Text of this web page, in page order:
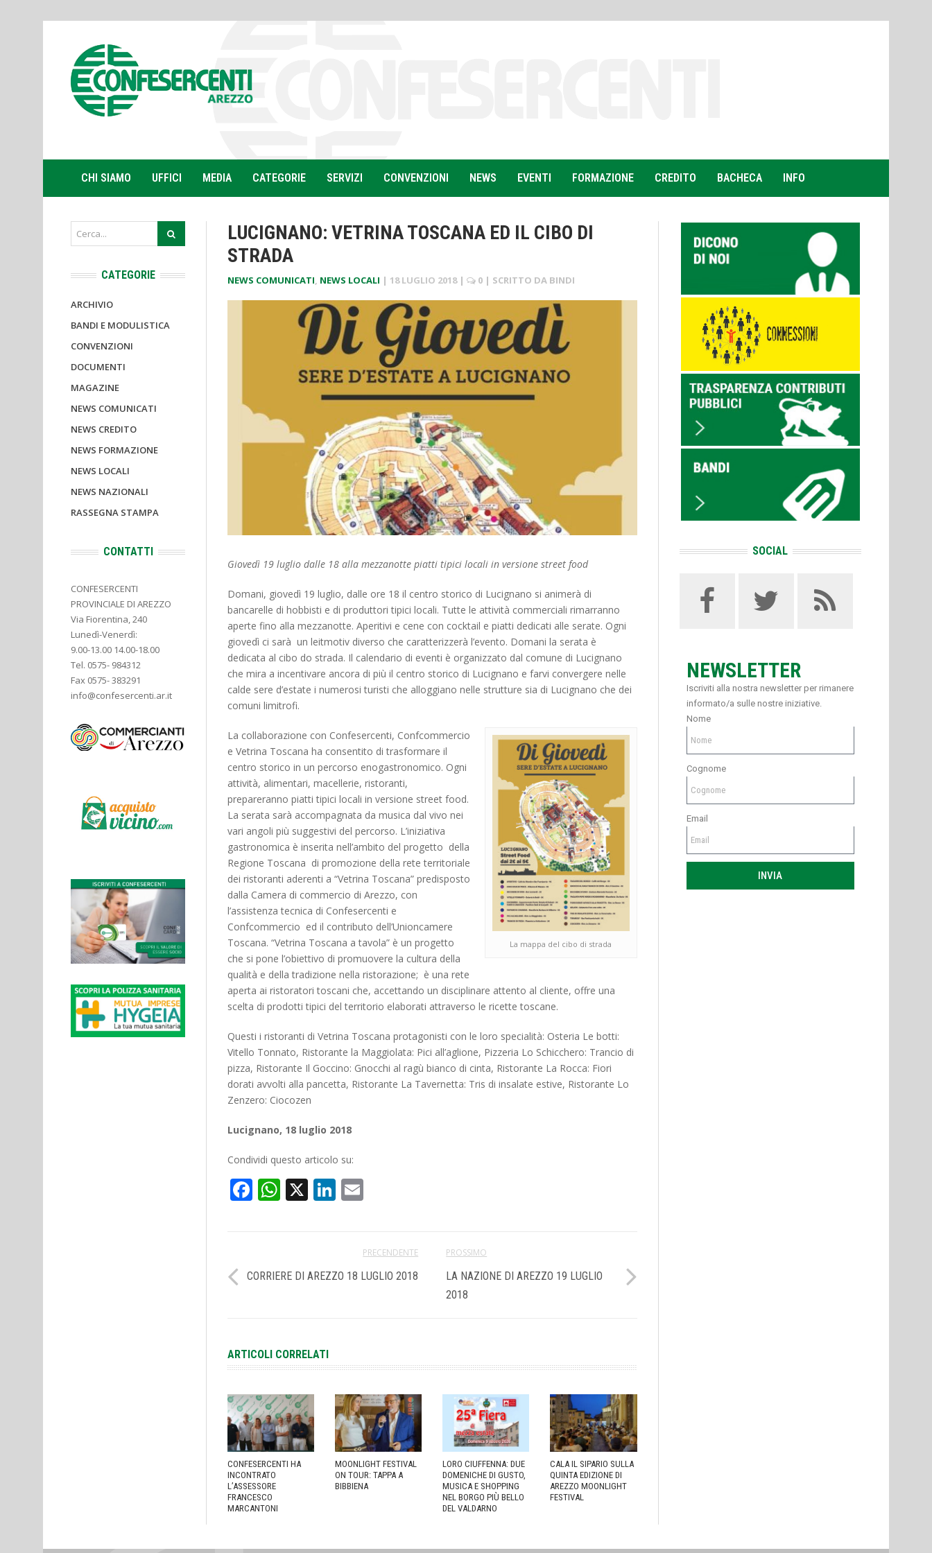
CHI SIAMO UFFICI MEDIA CATEGORIE SERVIZI CONVENZIONI NEWS EVENTI FORMAZIONE CREDITO BACHECA INFO
LUCIGNANO: VETRINA TOSCANA ED IL CIBO DI
STRADA
NEWS COMUNICATI, NEWS LOCALI | 18 LUGLIO 2018 | 0 | SCRITTO DA BINDI
Giovedì 19 luglio dalle 18 alla mezzanotte piatti tipici locali in versione street food
Domani, giovedì 19 luglio, dalle ore 18 il centro storico di Lucignano si animerà di
bancarelle di hobbisti e di produttori tipici locali. Tutte le attività commerciali rimarranno
aperte fino alla mezzanotte. Aperitivi e cene con cocktail e piatti dedicati alle serate. Ogni
giovedì ci sarà un leitmotiv diverso che caratterizzerà l’evento. Domani la serata è
dedicata al cibo do strada. Il calendario di eventi è organizzato dal comune di Lucignano
che mira a incentivare ancora di più il centro storico di Lucignano e farvi convergere nelle
calde sere d’estate i numerosi turisti che alloggiano nelle strutture sia di Lucignano che dei
comuni limitrofi.
La mappa del cibo di strada
La collaborazione con Confesercenti, Confcommercio
e Vetrina Toscana ha consentito di trasformare il
centro storico in un percorso enogastronomico. Ogni
attività, alimentari, macellerie, ristoranti,
prepareranno piatti tipici locali in versione street food.
La serata sarà accompagnata da musica dal vivo nei
vari angoli più suggestivi del percorso. L’iniziativa
gastronomica è inserita nell’ambito del progetto della
Regione Toscana di promozione della rete territoriale
dei ristoranti aderenti a “Vetrina Toscana” predisposto
dalla Camera di commercio di Arezzo, con
l’assistenza tecnica di Confesercenti e
Confcommercio ed il contributo dell’Unioncamere
Toscana. “Vetrina Toscana a tavola” è un progetto
che si pone l’obiettivo di promuovere la cultura della
qualità e della tradizione nella ristorazione; è una rete
aperta ai ristoratori toscani che, accettando un disciplinare attento al cliente, offre una
scelta di prodotti tipici del territorio elaborati attraverso le ricette toscane.
Questi i ristoranti di Vetrina Toscana protagonisti con le loro specialità: Osteria Le botti:
Vitello Tonnato, Ristorante la Maggiolata: Pici all’aglione, Pizzeria Lo Schicchero: Trancio di
pizza, Ristorante Il Goccino: Gnocchi al ragù bianco di cinta, Ristorante La Rocca: Fiori
dorati avvolti alla pancetta, Ristorante La Tavernetta: Tris di insalate estive, Ristorante Lo
Zenzero: Ciocozen
Lucignano, 18 luglio 2018
Condividi questo articolo su:
Facebook
WhatsApp
X LinkedIn
PRECENDENTE
CORRIERE DI AREZZO 18 LUGLIO 2018
PROSSIMO
LA NAZIONE DI AREZZO 19 LUGLIO
2018
ARTICOLI CORRELATI
CONFESERCENTI HA
INCONTRATO
L’ASSESSORE
FRANCESCO
MARCANTONI
MOONLIGHT FESTIVAL
ON TOUR: TAPPA A
BIBBIENA
LORO CIUFFENNA: DUE
DOMENICHE DI GUSTO,
MUSICA E SHOPPING
NEL BORGO PIÙ BELLO
DEL VALDARNO
CALA IL SIPARIO SULLA
QUINTA EDIZIONE DI
AREZZO MOONLIGHT
FESTIVAL
CATEGORIE
ARCHIVIO
BANDI E MODULISTICA
CONVENZIONI
DOCUMENTI
MAGAZINE
NEWS COMUNICATI
NEWS CREDITO
NEWS FORMAZIONE
NEWS LOCALI
NEWS NAZIONALI
RASSEGNA STAMPA
CONTATTI
CONFESERCENTI
PROVINCIALE DI AREZZO
Via Fiorentina, 240
Lunedì-Venerdì:
9.00-13.00 14.00-18.00
Tel. 0575- 984312
Fax 0575- 383291
info@confesercenti.ar.it
SOCIAL
NEWSLETTER
Iscriviti alla nostra newsletter per rimanere
informato/a sulle nostre iniziative.
Nome
Cognome
Email
INVIA